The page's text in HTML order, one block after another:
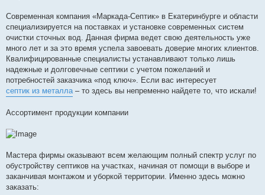
Современная компания «Маркада-Септик» в Екатеринбурге и области
специализируется на поставках и установке современных систем
очистки сточных вод. Данная фирма ведет свою деятельность уже
много лет и за это время успела завоевать доверие многих клиентов.
Квалифицированные специалисты устанавливают только лишь
надежные и долговечные септики с учетом пожеланий и
потребностей заказчика «под ключ». Если вас интересует
септик из металла – то здесь вы непременно найдете то, что искали!
Ассортимент продукции компании
Мастера фирмы оказывают всем желающим полный спектр услуг по
обустройству септиков на участках, начиная от помощи в выборе и
заканчивая монтажом и уборкой территории. Именно здесь можно
заказать: